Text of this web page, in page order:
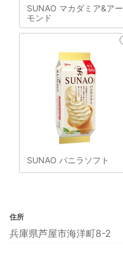
SUNAO マカダミア&アー
モンド
SUNAO バニラソフト
住所
兵庫県芦屋市海洋町8-2